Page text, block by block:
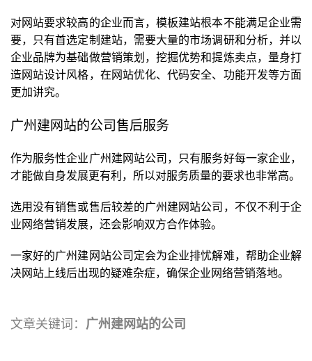
对网站要求较高的企业而言，模板建站根本不能满足企业需
要，只有首选定制建站，需要大量的市场调研和分析，并以
企业品牌为基础做营销策划，挖掘优势和提炼卖点，量身打
造网站设计风格，在网站优化、代码安全、功能开发等方面
更加讲究。
广州建网站的公司售后服务
作为服务性企业广州建网站公司，只有服务好每一家企业，
才能做自身发展更有利，所以对服务质量的要求也非常高。
选用没有销售或售后较差的广州建网站公司，不仅不利于企
业网络营销发展，还会影响双方合作体验。
一家好的广州建网站公司定会为企业排忧解难，帮助企业解
决网站上线后出现的疑难杂症，确保企业网络营销落地。
文章关键词： 广州建网站的公司